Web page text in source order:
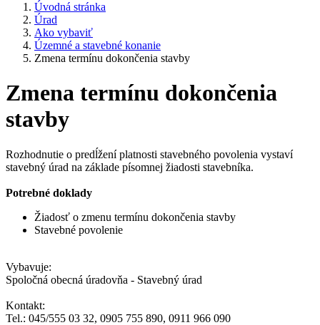
Úvodná stránka
Úrad
Ako vybaviť
Územné a stavebné konanie
Zmena termínu dokončenia stavby
Zmena termínu dokončenia
stavby
Rozhodnutie o predĺžení platnosti stavebného povolenia vystaví
stavebný úrad na základe písomnej žiadosti stavebníka.
Potrebné doklady
Žiadosť o zmenu termínu dokončenia stavby
Stavebné povolenie
Vybavuje:
Spoločná obecná úradovňa - Stavebný úrad
Kontakt:
Tel.: 045/555 03 32, 0905 755 890, 0911 966 090